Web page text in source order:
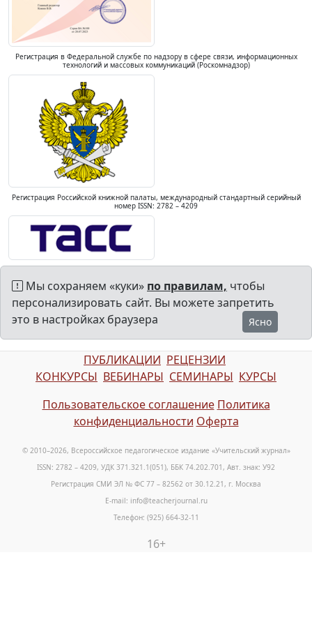
Регистрация в Федеральной службе по надзору в сфере связи, информационных
технологий и массовых коммуникаций (Роскомнадзор)
Регистрация Российской книжной палаты, международный стандартный серийный
номер ISSN: 2782 – 4209
Мы сохраняем «куки» по правилам, чтобы
персонализировать сайт. Вы можете запретить
это в настройках браузера
Ясно
ПУБЛИКАЦИИ РЕЦЕНЗИИ
КОНКУРСЫ ВЕБИНАРЫ СЕМИНАРЫ КУРСЫ
Пользовательское соглашение Политика
конфиденциальности Оферта
© 2010–2026, Всероссийское педагогическое издание «Учительский журнал»
ISSN: 2782 – 4209, УДК 371.321.1(051), ББК 74.202.701, Авт. знак: У92
Регистрация СМИ ЭЛ № ФС 77 – 82562 от 30.12.21, г. Москва
E-mail: info@teacherjournal.ru
Телефон: (925) 664-32-11
16+